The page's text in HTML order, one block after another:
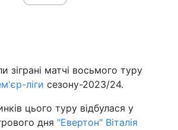
зіграні матчі восьмого туру
ліги сезону-2023/24.
цього туру відбулася у
дня "Евертон" Віталія